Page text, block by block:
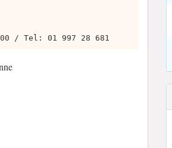
/ Tel: 01 997 28 681